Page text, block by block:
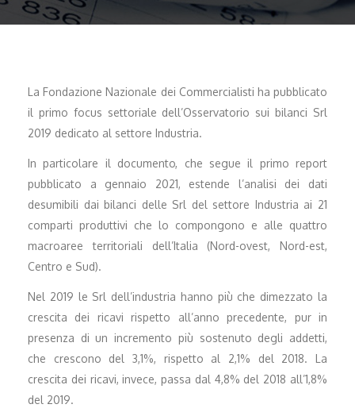
La Fondazione Nazionale dei Commercialisti ha pubblicato
il primo focus settoriale dell’Osservatorio sui bilanci Srl
2019 dedicato al settore Industria.
In particolare il documento, che segue il primo report
pubblicato a gennaio 2021, estende l’analisi dei dati
desumibili dai bilanci delle Srl del settore Industria ai 21
comparti produttivi che lo compongono e alle quattro
macroaree territoriali dell’Italia (Nord-ovest, Nord-est,
Centro e Sud).
Nel 2019 le Srl dell’industria hanno più che dimezzato la
crescita dei ricavi rispetto all’anno precedente, pur in
presenza di un incremento più sostenuto degli addetti,
che crescono del 3,1%, rispetto al 2,1% del 2018. La
crescita dei ricavi, invece, passa dal 4,8% del 2018 all’1,8%
del 2019.